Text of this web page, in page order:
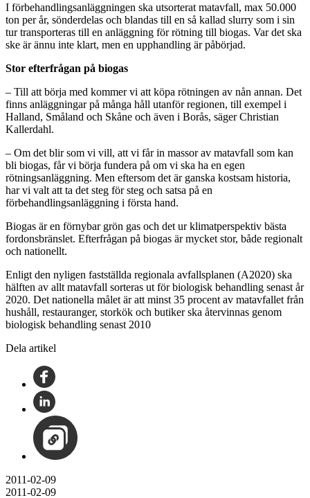
I förbehandlingsanläggningen ska utsorterat matavfall, max 50.000
ton per år, sönderdelas och blandas till en så kallad slurry som i sin
tur transporteras till en anläggning för rötning till biogas. Var det ska
ske är ännu inte klart, men en upphandling är påbörjad.
Stor efterfrågan på biogas
– Till att börja med kommer vi att köpa rötningen av nån annan. Det
finns anläggningar på många håll utanför regionen, till exempel i
Halland, Småland och Skåne och även i Borås, säger Christian
Kallerdahl.
– Om det blir som vi vill, att vi får in massor av matavfall som kan
bli biogas, får vi börja fundera på om vi ska ha en egen
rötningsanläggning. Men eftersom det är ganska kostsam historia,
har vi valt att ta det steg för steg och satsa på en
förbehandlingsanläggning i första hand.
Biogas är en förnybar grön gas och det ur klimatperspektiv bästa
fordonsbränslet. Efterfrågan på biogas är mycket stor, både regionalt
och nationellt.
Enligt den nyligen fastställda regionala avfallsplanen (A2020) ska
hälften av allt matavfall sorteras ut för biologisk behandling senast år
2020. Det nationella målet är att minst 35 procent av matavfallet från
hushåll, restauranger, storkök och butiker ska återvinnas genom
biologisk behandling senast 2010
Dela artikel
2011-02-09
2011-02-09